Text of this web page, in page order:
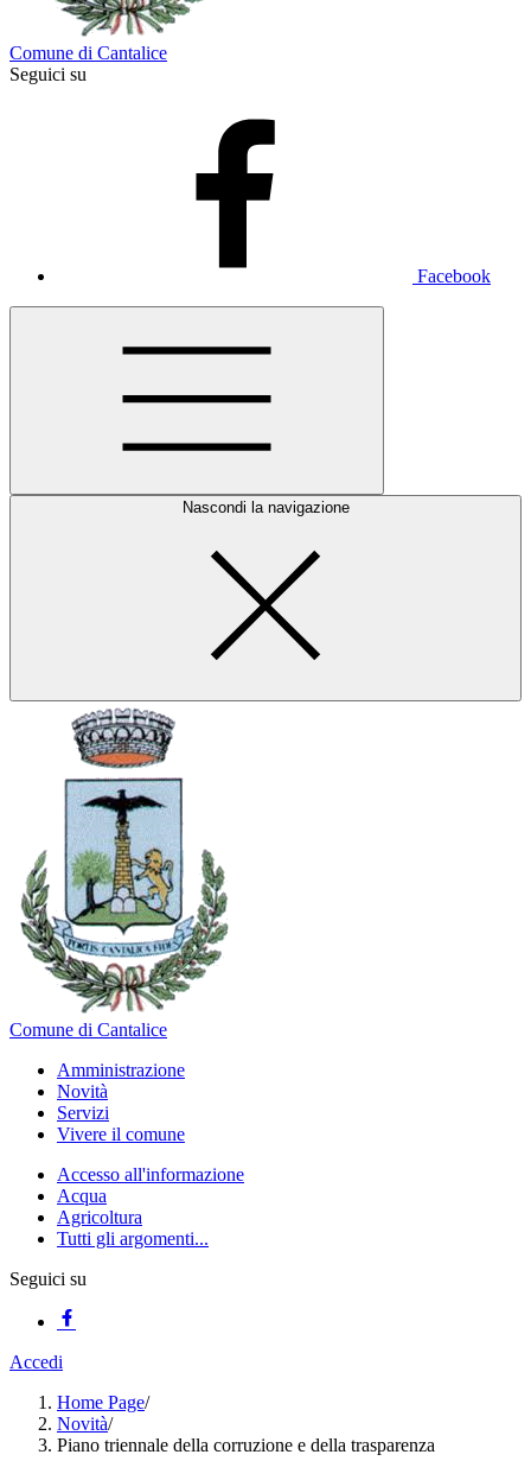
Comune di Cantalice
Seguici su
Facebook
Nascondi la navigazione
Comune di Cantalice
Amministrazione
Novità
Servizi
Vivere il comune
Accesso all'informazione
Acqua
Agricoltura
Tutti gli argomenti...
Seguici su
Accedi
Home Page/
Novità/
Piano triennale della corruzione e della trasparenza